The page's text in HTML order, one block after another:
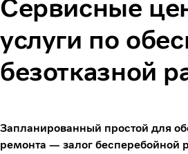
Сервисные
услуги по
безотказной
Запланированный простой для
ремонта — залог бесперебойной